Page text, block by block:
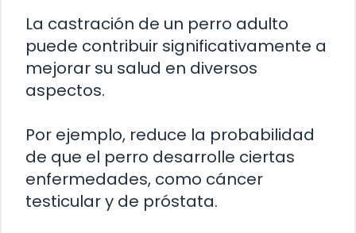
La castración de un perro adulto
puede contribuir significativamente a
mejorar su salud en diversos
aspectos.
Por ejemplo, reduce la probabilidad
de que el perro desarrolle ciertas
enfermedades, como cáncer
testicular y de próstata.